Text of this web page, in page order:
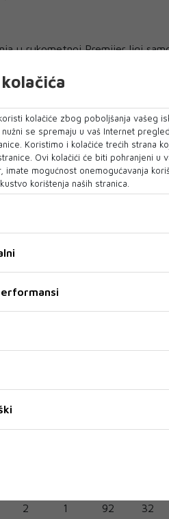
u rukometnoj Premijer ligi
obranu titule prvaka Bosne i
14 kola (13 pobjeda i jedan
u odnosu na svoje glavne
kola im trebaju samo dvije
Čapljinom, Slogom i
će biti održana 12. travnja s
tradicionalno
daljeg unaprjeđenja razvoja
je 200KM za fizičke osobe, a
2 1 92 32
kolačiće zbog poboljšanja vašeg
se spremaju u vaš Internet
Koristimo i kolačiće trećih strana
Ovi kolačići će biti pohranjeni u
imate mogućnost onemogućavanja
korištenja naših stranica.